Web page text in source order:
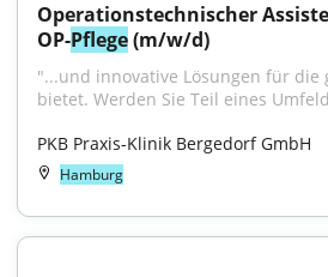
Operationstechnischer
OP-Pflege (m/w/d)
"...und innovative Lösungen für die
bietet. Werden Sie Teil eines
PKB Praxis-Klinik Bergedorf GmbH
Hamburg